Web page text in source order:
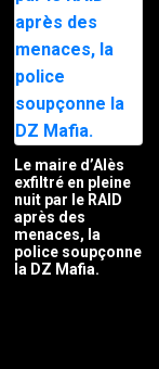
Le maire d’Alès
exfiltré en pleine
nuit par le RAID
après des
menaces, la
police soupçonne
la DZ Mafia.